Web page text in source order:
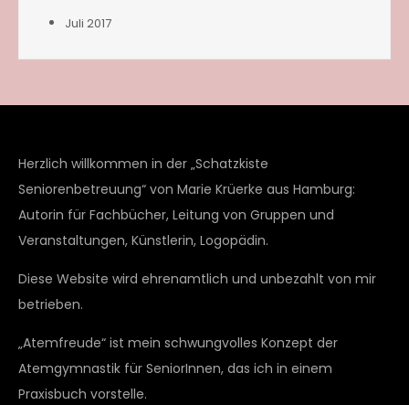
Juli 2017
Herzlich willkommen in der „Schatzkiste
Seniorenbetreuung“ von Marie Krüerke aus Hamburg:
Autorin für Fachbücher, Leitung von Gruppen und
Veranstaltungen, Künstlerin, Logopädin.
Diese Website wird ehrenamtlich und unbezahlt von mir
betrieben.
„Atemfreude“ ist mein schwungvolles Konzept der
Atemgymnastik für SeniorInnen, das ich in einem
Praxisbuch vorstelle.